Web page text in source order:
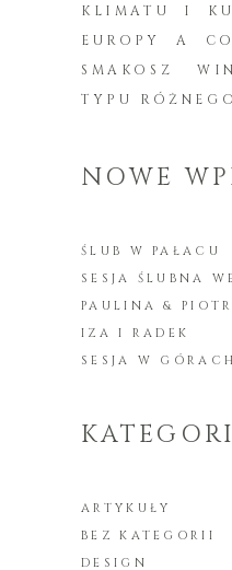
KLIMATU I
EUROPY A
SMAKOSZ
TYPU
NOWE
ŚLUB W PAŁACU
SESJA ŚLUBNA
PAULINA & PIOTR
IZA I RADEK
SESJA W GÓRACH
ARTYKUŁY
BEZ KATEGORII
DESIGN